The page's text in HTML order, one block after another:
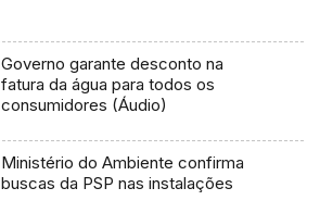
Governo garante desconto na
fatura da água para todos os
consumidores (Áudio)
Ministério do Ambiente confirma
buscas da PSP nas instalações